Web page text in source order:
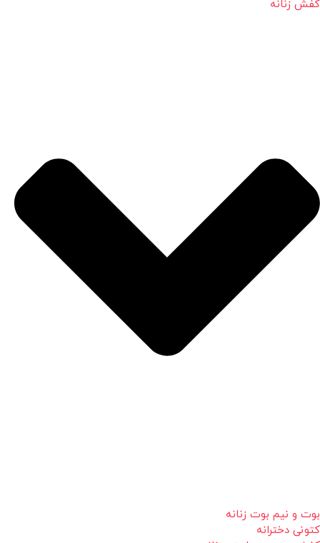
کفش زنانه
بوت و نیم بوت زنانه
کتونی دخترانه